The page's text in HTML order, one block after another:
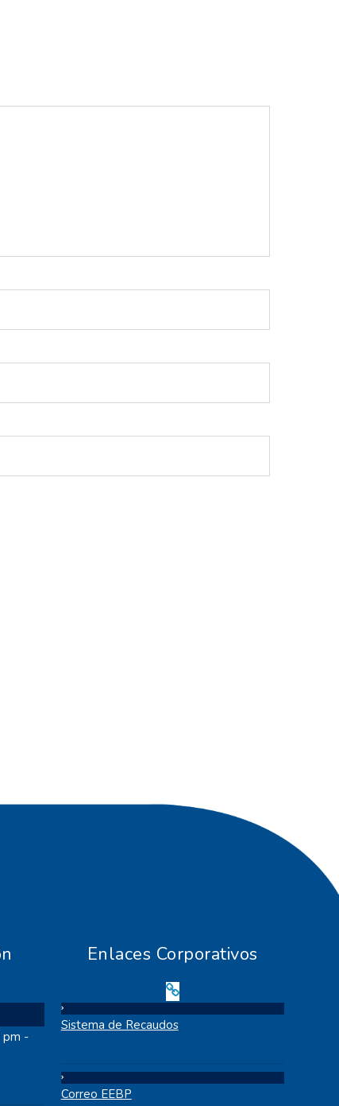
pm -
Enlaces Corporativos
Sistema de Recaudos
Correo EEBP